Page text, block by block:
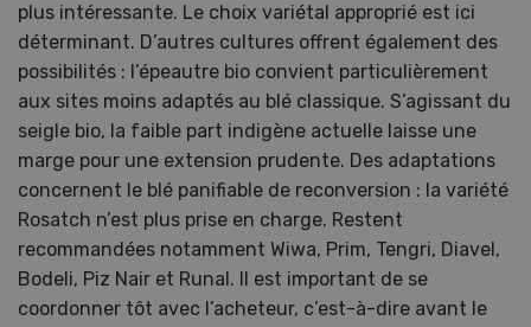
plus intéressante. Le choix variétal approprié est ici
déterminant. D’autres cultures offrent également des
possibilités : l’épeautre bio convient particulièrement
aux sites moins adaptés au blé classique. S’agissant du
seigle bio, la faible part indigène actuelle laisse une
marge pour une extension prudente. Des adaptations
concernent le blé panifiable de reconversion : la variété
Rosatch n’est plus prise en charge. Restent
recommandées notamment Wiwa, Prim, Tengri, Diavel,
Bodeli, Piz Nair et Runal. Il est important de se
coordonner tôt avec l’acheteur, c’est-à-dire avant le